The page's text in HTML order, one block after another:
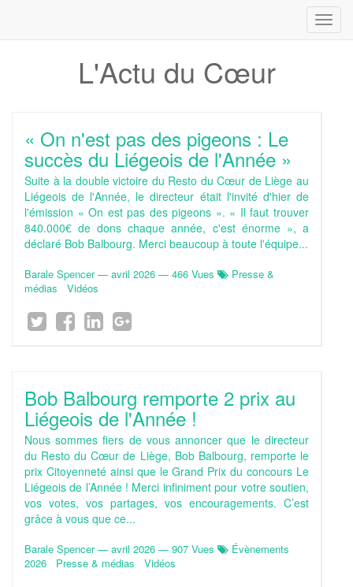
L'Actu du Cœur
« On n'est pas des pigeons : Le
succès du Liégeois de l'Année »
Suite à la double victoire du Resto du Cœur de Liège au
Liégeois de l'Année, le directeur était l'invité d'hier de
l'émission « On est pas des pigeons ». « Il faut trouver
840.000€ de dons chaque année, c'est énorme », a
déclaré Bob Balbourg. Merci beaucoup à toute l'équipe...
Barale Spencer— avril 2026 — 466 Vues
Presse &
médias
Vidéos
Bob Balbourg remporte 2 prix au
Liégeois de l'Année !
Nous sommes fiers de vous annoncer que le directeur
du Resto du Cœur de Liège, Bob Balbourg, remporte le
prix Citoyenneté ainsi que le Grand Prix du concours Le
Liégeois de l’Année ! Merci infiniment pour votre soutien,
vos votes, vos partages, vos encouragements. C’est
grâce à vous que ce...
Barale Spencer— avril 2026 — 907 Vues
Évènements
2026
Presse & médias Vidéos